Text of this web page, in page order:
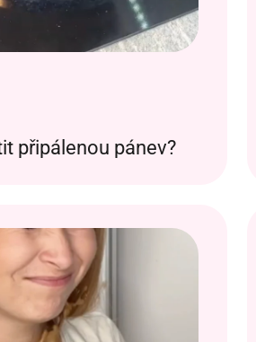
připálenou pánev?